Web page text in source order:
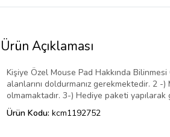
Ürün Açıklaması
Kişiye Özel Mouse Pad Hakkında
alanlarını doldurmanız gerekmektedir. 2 -
olmamaktadır. 3-) Hediye paketi
Ürün Kodu: kcm1192752